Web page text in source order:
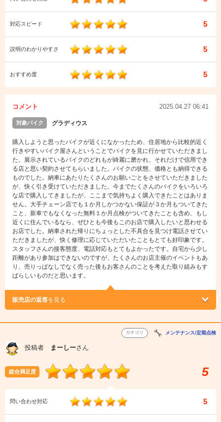
対応スピード 5
説明のわかりやすさ 5
おすすめ度 5
コメント 2025.04.27 06:41
対象バイク グラディウス
購入しようと思ったバイクが近くになかったため、住居地から比較的近く
行きやすいバイク屋さんということでバイクを見に行かせていただきまし
た。展示されているバイクのどれもが綺麗に磨かれ、それだけで信用でき
る店と思い契約させてもらいました。バイクの状態、価格とも納得できる
ものでした。納車にあたりたくさんのお願いごとをさせていただきました
が、快く引き受けていただきました。今までたくさんのバイクをいろいろ
な店で購入してきましたが、ここまで気持ちよく購入できたことはありま
せん。大手チェーン店でも１か月しかつかない保証が３か月もついてきた
こと、新車でもなくなった無料１か月点検がついてきたことも含め、もし
近くに住んでいるなら、ぜひとも今後もこのお店で購入したいと思わせる
お店でした。納車された帰りにちょっとした不具合を見つけ電話させてい
ただきましたが、快く修理に応じていただいたこともとても好印象です。
スタッフさんの接客態度、電話対応もとてもよかったです。自宅から少し
距離があり参加はできないのですが、たくさんのお店主催のイベントもあ
り、売りっぱなしでなく売った後もお客さんのことを考えた取り組みもす
ばらしいものだと思います。
販売店の返答を見る
カテゴリ メンテナンス/定期点検
投稿者 まーしーさん
総合満足度 5
問い合わせ対応 5